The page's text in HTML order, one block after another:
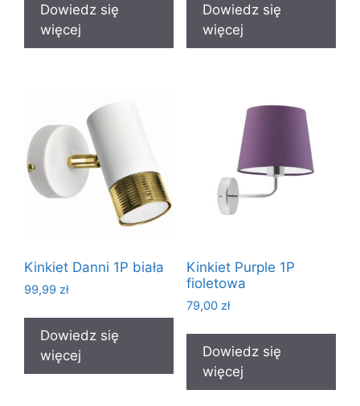
Dowiedz się
więcej
Dowiedz się
więcej
Kinkiet Danni 1P biała
99,99 zł
Dowiedz się
więcej
Kinkiet Purple 1P
fioletowa
79,00 zł
Dowiedz się
więcej